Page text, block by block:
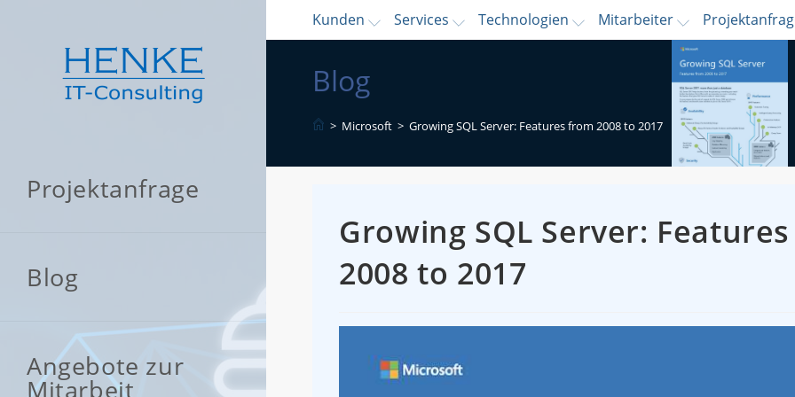
Kunden Services Technologien Mitarbeiter
Projektanfrage
Blog
Angebote zur
Mitarbeit
Blog
> Microsoft > Growing SQL Server: Features from 2008 to 2017
Growing SQL Server:
2008 to 2017